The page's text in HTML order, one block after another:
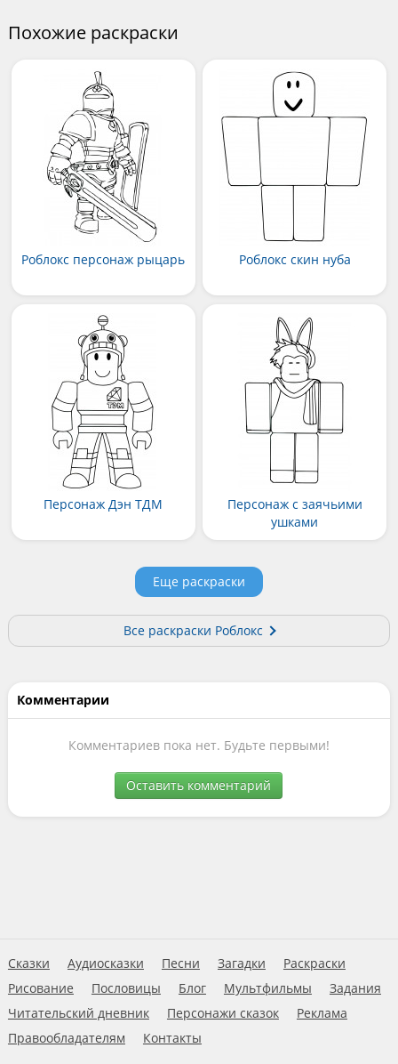
Похожие раскраски
Роблокс персонаж рыцарь Роблокс скин нуба
Персонаж Дэн ТДМ
Персонаж с заячьими
ушками
Еще раскраски
Все раскраски Роблокс
Комментарии
Комментариев пока нет. Будьте первыми!
Оставить комментарий
Сказки Аудиосказки Песни Загадки
Раскраски
Рисование
Пословицы Блог Мультфильмы
Задания
Читательский дневник
Персонажи сказок
Реклама
Правообладателям
Контакты